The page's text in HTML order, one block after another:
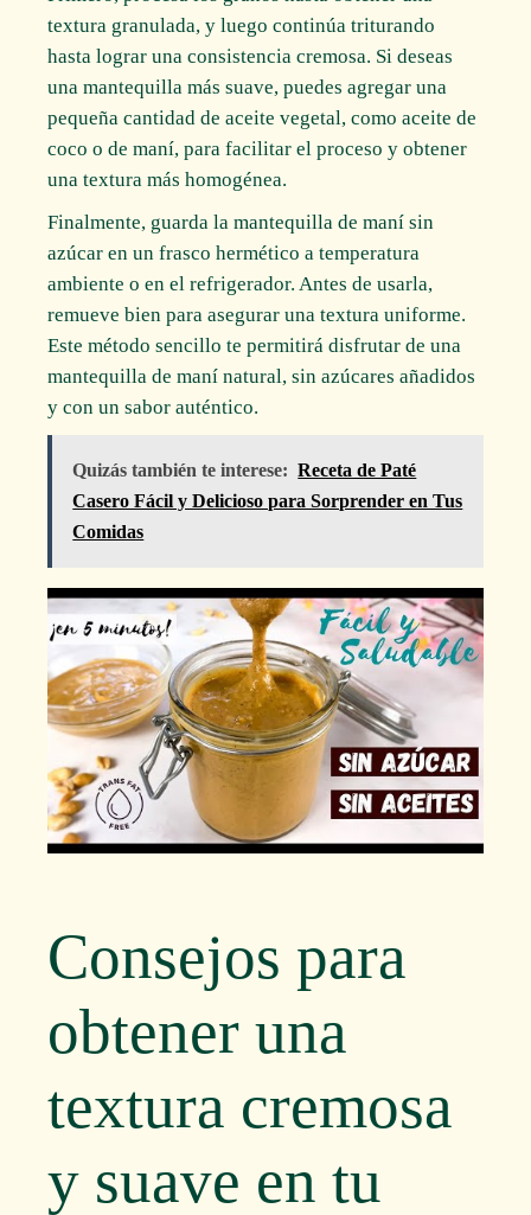
textura granulada, y luego continúa triturando
hasta lograr una consistencia cremosa. Si deseas
una mantequilla más suave, puedes agregar una
pequeña cantidad de aceite vegetal, como aceite de
coco o de maní, para facilitar el proceso y obtener
una textura más homogénea.
Finalmente, guarda la mantequilla de maní sin
azúcar en un frasco hermético a temperatura
ambiente o en el refrigerador. Antes de usarla,
remueve bien para asegurar una textura uniforme.
Este método sencillo te permitirá disfrutar de una
mantequilla de maní natural, sin azúcares añadidos
y con un sabor auténtico.
Quizás también te interese: Receta de Paté
Casero Fácil y Delicioso para Sorprender en Tus
Comidas
Consejos para
obtener una
textura cremosa
y suave en tu